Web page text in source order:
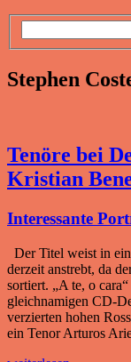
Stephen
Tenöre bei
Kristian
Interessante
Der Titel weist in
derzeit anstrebt, da
sortiert. „A te, o
gleichnamigen CD-
verzierten hohen
ein Tenor Arturos